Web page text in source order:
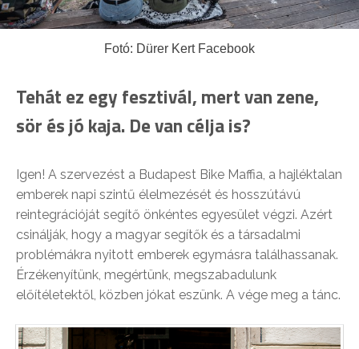
Fotó: Dürer Kert Facebook
Tehát ez egy fesztivál, mert van zene,
sör és jó kaja. De van célja is?
Igen! A szervezést a Budapest Bike Maffia, a hajléktalan
emberek napi szintű élelmezését és hosszútávú
reintegrációját segítő önkéntes egyesület végzi. Azért
csinálják, hogy a magyar segítők és a társadalmi
problémákra nyitott emberek egymásra találhassanak.
Érzékenyítünk, megértünk, megszabadulunk
előítéletektől, közben jókat eszünk. A vége meg a tánc.